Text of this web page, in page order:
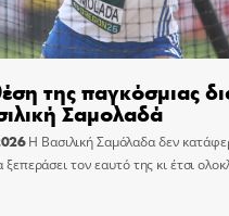
της παγκόσμιας
Σαμολαδά
Η Βασιλική Σαμόλαδα δεν
τον εαυτό της κι έτσι